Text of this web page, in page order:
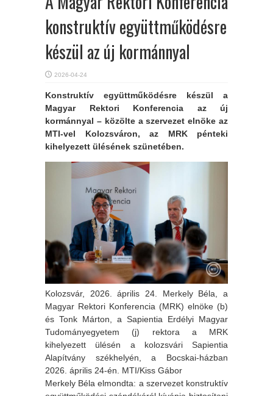
konstruktív együttműködésre
készül az új kormánnyal
2026-04-24
Konstruktív együttműködésre készül a
Magyar Rektori Konferencia az új
kormánnyal – közölte a szervezet elnöke az
MTI-vel Kolozsváron, az MRK pénteki
kihelyezett ülésének szünetében.
Kolozsvár, 2026. április 24. Merkely Béla, a
Magyar Rektori Konferencia (MRK) elnöke (b)
és Tonk Márton, a Sapientia Erdélyi Magyar
Tudományegyetem (j) rektora a MRK
kihelyezett ülésén a kolozsvári Sapientia
Alapítvány székhelyén, a Bocskai-házban
2026. április 24-én. MTI/Kiss Gábor
Merkely Béla elmondta: a szervezet konstruktív